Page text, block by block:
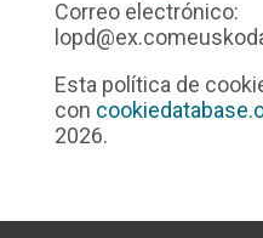
Correo electrónico:
lopd@ex.com
Esta política de
con
2026.